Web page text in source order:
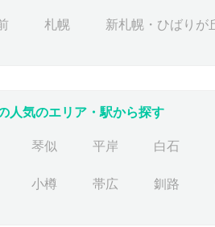
札幌 新札幌・ひばりが
人気のエリア・駅から探す
琴似 平岸 白石
小樽 帯広 釧路